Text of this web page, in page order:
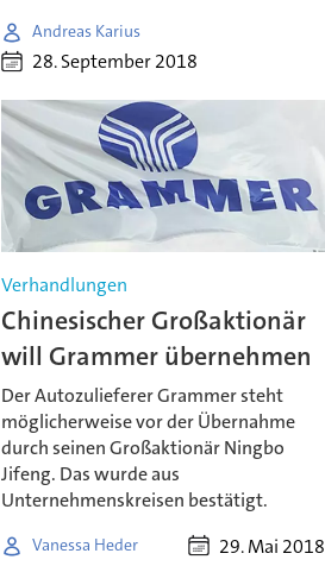
Andreas Karius
28. September 2018
Verhandlungen
Chinesischer Großaktionär
will Grammer übernehmen
Der Autozulieferer Grammer steht
möglicherweise vor der Übernahme
durch seinen Großaktionär Ningbo
Jifeng. Das wurde aus
Unternehmenskreisen bestätigt.
Vanessa Heder 29. Mai 2018